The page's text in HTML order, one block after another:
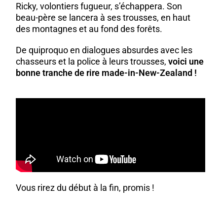
Ricky, volontiers fugueur, s’échappera. Son
beau-père se lancera à ses trousses, en haut
des montagnes et au fond des forêts.
De quiproquo en dialogues absurdes avec les
chasseurs et la police à leurs trousses,voici une
bonne tranche de rire made-in-New-Zealand !
Vous rirez du début à la fin, promis !